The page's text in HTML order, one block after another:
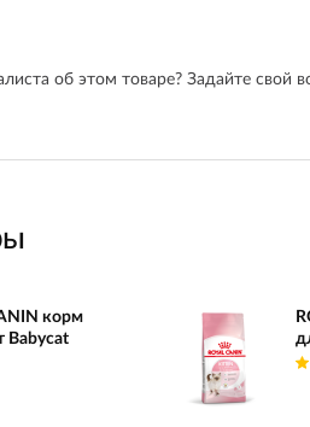
об этом товаре? Задайте свой
корм
Babycat